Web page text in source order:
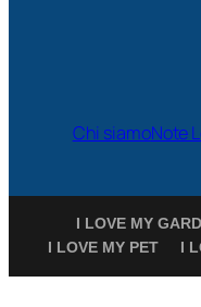
Chi siamoNote
I LOVE MY
I LOVE MY PET
I